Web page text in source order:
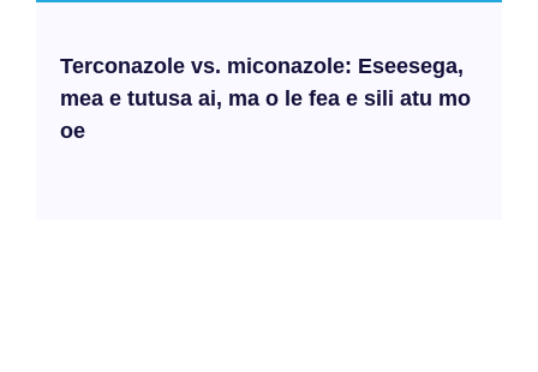
Terconazole vs. miconazole: Eseesega,
mea e tutusa ai, ma o le fea e sili atu mo
oe